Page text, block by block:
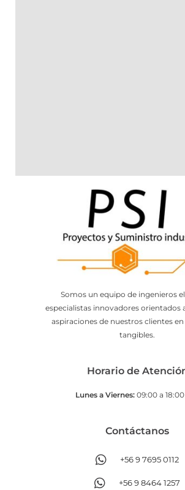
Somos un equipo de ingenieros
especialistas innovadores orientados
aspiraciones de nuestros clientes
tangibles.
Horario de
Lunes a Viernes:09:00 a
Contáctanos​
+56 9 7695 0112
+56 9 8464 1257